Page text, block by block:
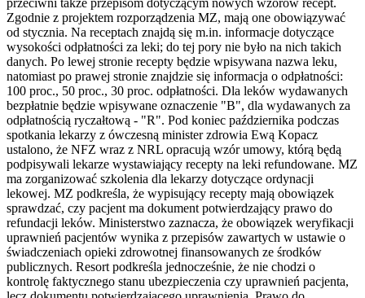
Zgodnie z projektem rozporządzenia MZ, mają one obowiązywać
od stycznia. Na receptach znajdą się m.in. informacje dotyczące
wysokości odpłatności za leki; do tej pory nie było na nich takich
danych. Po lewej stronie recepty będzie wpisywana nazwa leku,
natomiast po prawej stronie znajdzie się informacja o odpłatności:
100 proc., 50 proc., 30 proc. odpłatności. Dla leków wydawanych
bezpłatnie będzie wpisywane oznaczenie "B", dla wydawanych za
odpłatnością ryczałtową - "R". Pod koniec października podczas
spotkania lekarzy z ówczesną minister zdrowia Ewą Kopacz
ustalono, że NFZ wraz z NRL opracują wzór umowy, którą będą
podpisywali lekarze wystawiający recepty na leki refundowane. MZ
ma zorganizować szkolenia dla lekarzy dotyczące ordynacji
lekowej. MZ podkreśla, że wypisujący recepty mają obowiązek
sprawdzać, czy pacjent ma dokument potwierdzający prawo do
refundacji leków. Ministerstwo zaznacza, że obowiązek weryfikacji
uprawnień pacjentów wynika z przepisów zawartych w ustawie o
świadczeniach opieki zdrowotnej finansowanych ze środków
publicznych. Resort podkreśla jednocześnie, że nie chodzi o
kontrolę faktycznego stanu ubezpieczenia czy uprawnień pacjenta,